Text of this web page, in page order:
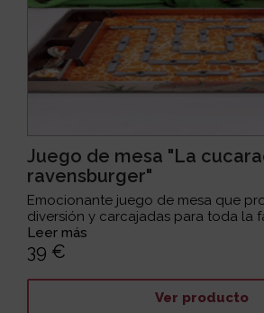
Juego de mesa "La
ravensburger"
Emocionante juego de mesa que
diversión y carcajadas para toda la
Leer más
39 €
Ver producto